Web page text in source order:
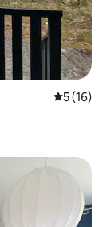
5 (16)